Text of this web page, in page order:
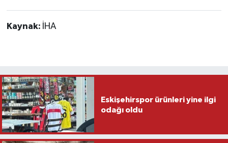
Kaynak: İHA
Eskişehirspor ürünleri yine ilgi
odağı oldu